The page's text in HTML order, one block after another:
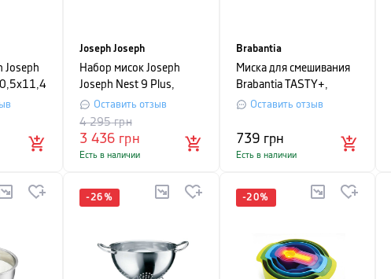
Joseph
Joseph Joseph
Набор мисок Joseph
Joseph Nest 9 Plus,
разноцветный, 9
предметов
Оставить отзыв
3 436 грн
4 295грн
Есть в наличии
Brabantia
Миска для смешивания
Brabantia TASTY+,
объем 1,5 л, желтый
Оставить отзыв
739 грн
Есть в наличии
-26 % -20%